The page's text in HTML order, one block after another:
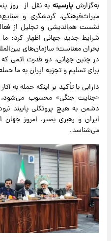
به‌گزارشپارسینهبه نقل از روز
میراث‌فرهنگی، گردشگری و
نشست هم‌اندیشی و تجلیل از
شرایط جدید جهانی اظهار کرد:
بحران معناست؛ سازمان‌های
در چنین جهانی، دو قدرت اتمی که
برای تسلیم و تجزیه ایران به ما
«جنایت جنگی» محسوب می‌شود،
دشمن به هیچ پروتکلی پایبند
ایران و رهبری بصیر، امروز
می‌شناسد.